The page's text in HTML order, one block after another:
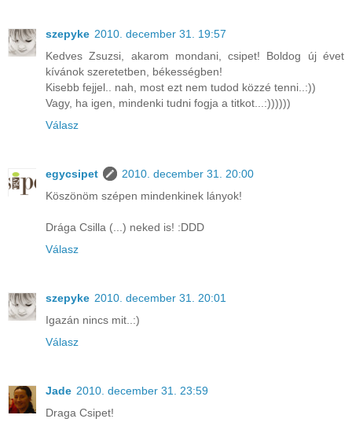
szepyke 2010. december 31. 19:57
Kedves Zsuzsi, akarom mondani, csipet! Boldog új évet
kívánok szeretetben, békességben!
Kisebb fejjel.. nah, most ezt nem tudod közzé tenni..:))
Vagy, ha igen, mindenki tudni fogja a titkot...:))))))
Válasz
egycsipet
2010. december 31. 20:00
Köszönöm szépen mindenkinek lányok!
Drága Csilla (...) neked is! :DDD
Válasz
szepyke 2010. december 31. 20:01
Igazán nincs mit..:)
Válasz
Jade 2010. december 31. 23:59
Draga Csipet!